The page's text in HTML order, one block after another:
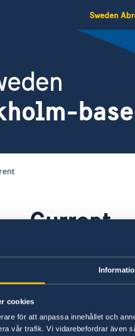
cookies
för att anpassa innehållet och
vår trafik. Vi vidarebefordrar även
Sweden
Current
Here you will find